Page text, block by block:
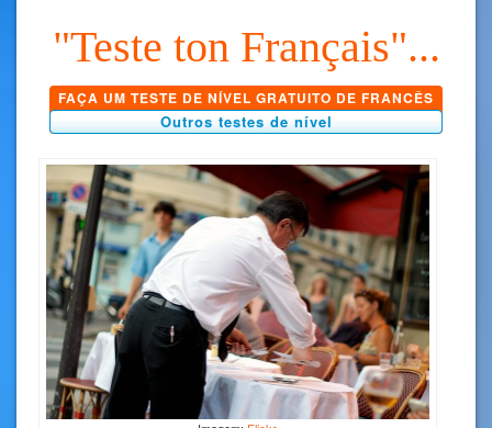
"Teste ton Français"...
FAÇA UM TESTE DE NÍVEL GRATUITO DE FRANCÊS
Outros testes de nível